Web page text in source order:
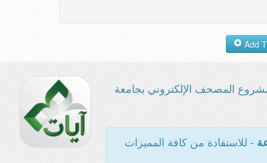
المصحف الإلكتروني بجامعة
- للاستفادة من كافة المميزات